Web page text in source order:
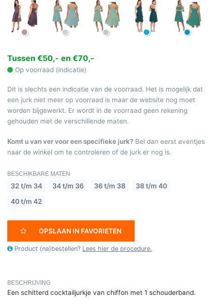
Tussen €50,- en €70,-
Op voorraad (indicatie)
Dit is slechts een indicatie van de voorraad. Het is mogelijk dat
een jurk niet meer op voorraad is maar de website nog moet
worden bijgewerkt. Er wordt in de voorraad geen rekening
gehouden met de verschillende maten.
Komt u van ver voor een specifieke jurk? Bel dan eerst eventjes
naar de winkel om te controleren of de jurk er nog is.
BESCHIKBARE MATEN
32 t/m 34 34 t/m 36 36 t/m 38
38 t/m 40
40 t/m 42
OPSLAAN IN FAVORIETEN
Product (na)bestellen? Lees hier de procedure.
BESCHRIJVING
Een schitterd cocktailjurkje van chiffon met 1 schouderband.